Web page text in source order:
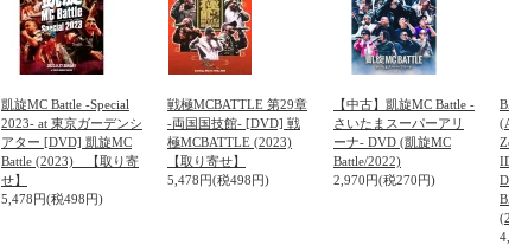
凱旋MC Battle -Special
2023- at 東京ガーデンシ
アター [DVD] 凱旋MC
Battle (2023) 【取り寄
せ】
5,478円(税498円)
戦極MCBATTLE 第29章
-両国国技館- [DVD] 戦
極MCBATTLE (2023)
【取り寄せ】
5,478円(税498円)
【中古】凱旋MC Battle -
さいたまスーパーアリ
ーナ- DVD (凱旋MC
Battle/2022)
2,970円(税270円)